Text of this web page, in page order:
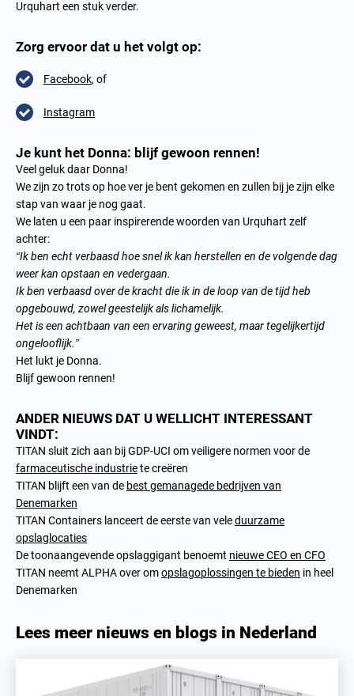
Urquhart een stuk verder.
Zorg ervoor dat u het volgt op:
Facebook, of
Instagram
Je kunt het Donna: blijf gewoon rennen!
Veel geluk daar Donna!
We zijn zo trots op hoe ver je bent gekomen en zullen bij je zijn elke
stap van waar je nog gaat.
We laten u een paar inspirerende woorden van Urquhart zelf
achter:
“Ik ben echt verbaasd hoe snel ik kan herstellen en de volgende dag
weer kan opstaan en vedergaan.
Ik ben verbaasd over de kracht die ik in de loop van de tijd heb
opgebouwd, zowel geestelijk als lichamelijk.
Het is een achtbaan van een ervaring geweest, maar tegelijkertijd
ongelooflijk.”
Het lukt je Donna.
Blijf gewoon rennen!
ANDER NIEUWS DAT U WELLICHT INTERESSANT
VINDT:
TITAN sluit zich aan bij GDP-UCI om veiligere normen voor de
farmaceutische industriete creëren
TITAN blijft een van de best gemanagede bedrijven van
Denemarken
TITAN Containers lanceert de eerste van veleduurzame
opslaglocaties
De toonaangevende opslaggigant benoemt nieuwe CEO en CFO
TITAN neemt ALPHA over omopslagoplossingen te bieden in heel
Denemarken
Lees meer nieuws en blogs in Nederland